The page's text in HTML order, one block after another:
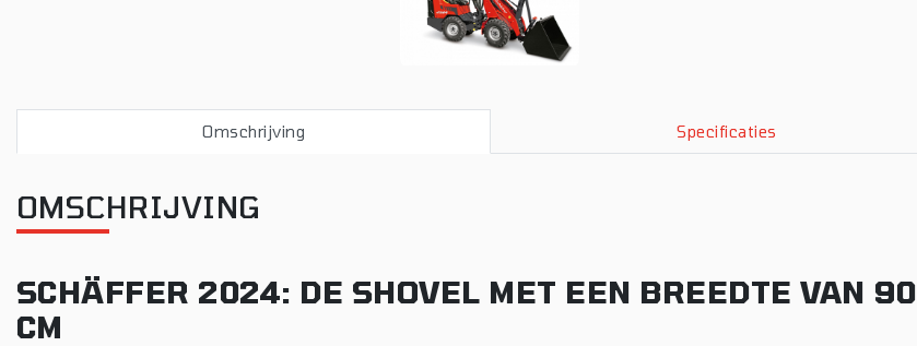
Omschrijving Specificaties
OMSCHRIJVING
SCHÄFFER 2024: DE SHOVEL MET EEN BREEDTE VAN 90
CM